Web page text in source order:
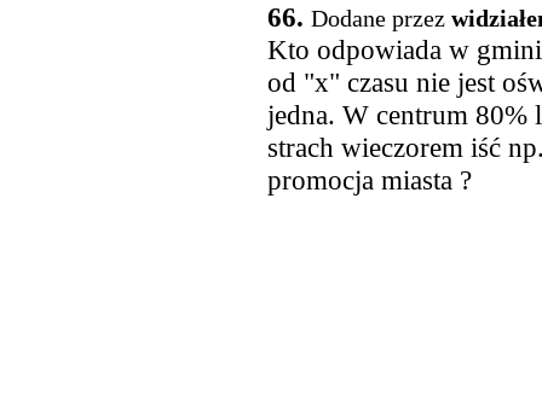
66. Dodane przez
Kto odpowiada w
od "x" czasu nie jest
jedna. W centrum 80%
strach wieczorem iść
promocja miasta ?